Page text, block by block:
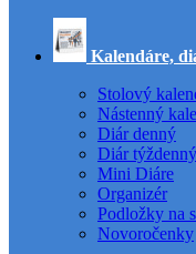
Kalendáre,
Stolový
Nástenný
Diár denný
Diár týždenný
Mini Diáre
Organizér
Podložky na
Novoročenky